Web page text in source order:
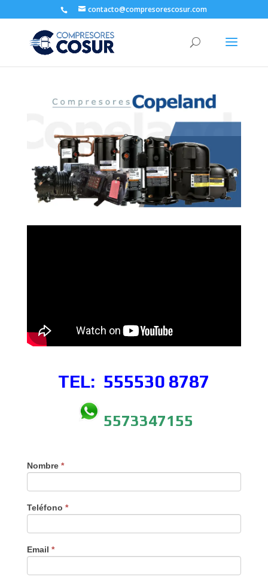
contacto@compresorescosur.com
TEL: 555530 8787
5573347155
Nombre *
Teléfono *
Email *